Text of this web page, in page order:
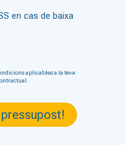
en cas de baixa
aplicables a la teva